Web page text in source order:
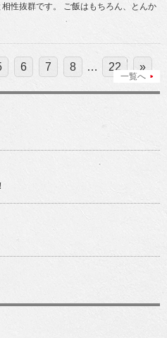
性抜群です。 ご飯はもちろん、とんか
6 7 8 … 22
»
一覧へ